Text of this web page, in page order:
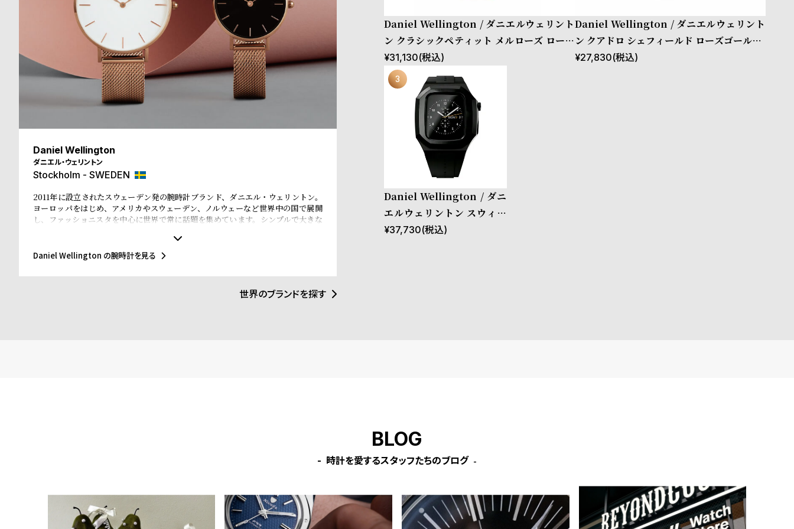
Daniel Wellington
ダニエル・ウェリントン
Stockholm - SWEDEN
2011年に設立されたスウェーデン発の腕時計ブランド、ダニエル・ウェリントン。
ヨーロッパをはじめ、アメリカやスウェーデン、ノルウェーなど世界中の国で展開
し、ファッショニスタを中心に世界で常に話題を集めています。シンプルで大きな
O タイプベルトというトレンドスタイルを築き、ファッションウォッチ界に革命を
もたらしました。スウェーデンにおけるシンプルでタイムレスなデザインとイギリ
スの伝統的で紳士的なスタイルの融合が、高級感を演出し、ミニマリズムが時代を
超えて愛されるデザインであることを証明しています。
Daniel Wellington の腕時計を見る
世界のブランドを探す
Daniel Wellington / ダニエルウェリント
ン クラシックペティット メルローズ ローズ
ゴールド 32mm
¥31,130(税込)
Daniel Wellington / ダニエルウェリント
ン クアドロ シェフィールド ローズゴールド/
ホワイト 20mm
¥27,830(税込)
Daniel Wellington / ダニ
エルウェリントン スウィッ
チ 40mm Apple watch ア
¥37,730(税込)
BLOG
時計を愛するスタッフたちのブログ